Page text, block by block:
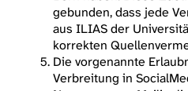
gebunden, dass jede
aus ILIAS der
korrekten
Die vorgenannte
Verbreitung in